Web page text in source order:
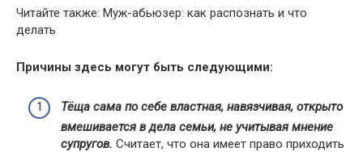
Читайте также: Муж-абьюзер: как распознать и что
делать
Причины здесь могут быть следующими:
Тёща сама по себе властная, навязчивая, открыто
вмешивается в дела семьи, не учитывая мнение
супругов. Считает, что она имеет право приходить